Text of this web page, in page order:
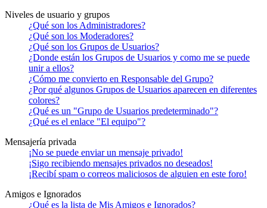
Niveles de usuario y grupos
¿Qué son los Administradores?
¿Qué son los Moderadores?
¿Qué son los Grupos de Usuarios?
¿Donde están los Grupos de Usuarios y como me se puede
unir a ellos?
¿Cómo me convierto en Responsable del Grupo?
¿Por qué algunos Grupos de Usuarios aparecen en diferentes
colores?
¿Qué es un "Grupo de Usuarios predeterminado"?
¿Qué es el enlace "El equipo"?
Mensajería privada
¡No se puede enviar un mensaje privado!
¡Sigo recibiendo mensajes privados no deseados!
¡Recibí spam o correos maliciosos de alguien en este foro!
Amigos e Ignorados
¿Qué es la lista de Mis Amigos e Ignorados?